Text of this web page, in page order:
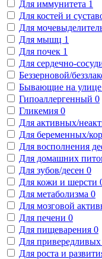
Для иммунитета 1
Для костей и
Для
Для мышц 1
Для почек 1
Для сердечно-
Беззерновой/
Бывающие на улице
Гипоаллергенный 0
Гликемия 0
Для активных/
Для беременных/
Для восполнения
Для домашних
Для зубов/десен 0
Для кожи и шерсти
Для метаболизма 0
Для мозговой
Для печени 0
Для пищеварения 0
Для привередливых
Для роста и